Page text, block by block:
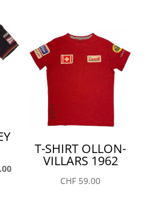
CHF 99.00.
Le
T-SHIRT OLLON-
VILLARS 1962
CHF 59.00